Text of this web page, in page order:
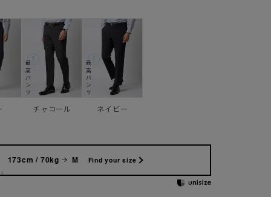
チャコール ネイビー
173cm / 70kg M Find your size